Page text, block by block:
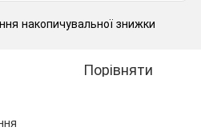
накопичувальної знижки
Порівняти